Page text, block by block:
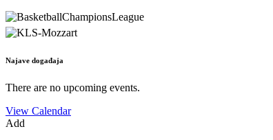
Najave događaja
There are no upcoming events.
View Calendar
Add